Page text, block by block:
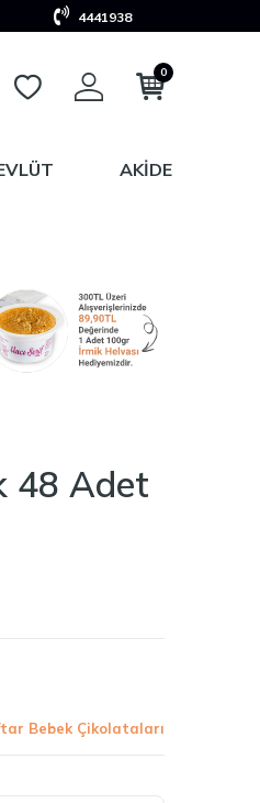
4441938
0
AKIDE
48 Adet
Bebek Çikolataları